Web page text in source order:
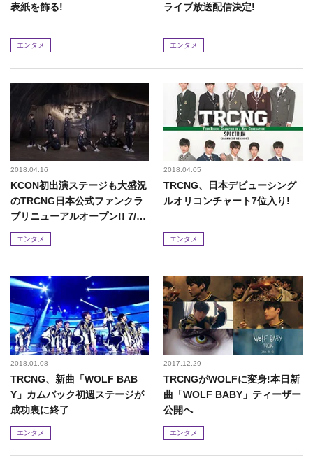
表紙を飾る!
エンタメ
ライブ放送配信決定!
エンタメ
2018.04.16
KCON初出演ステージも大盛況
のTRCNG日本公式ファンクラ
ブリニューアルオープン!! 7/24
に東京で1stファンミーティン
グ開催決定!!
エンタメ
2018.04.05
TRCNG、日本デビューシング
ルオリコンチャート7位入り!
エンタメ
2018.01.08
TRCNG、新曲「WOLF BAB
Y」カムバック初週ステージが
成功裏に終了
エンタメ
2017.12.29
TRCNGがWOLFに変身!本日新
曲「WOLF BABY」ティーザー
公開へ
エンタメ